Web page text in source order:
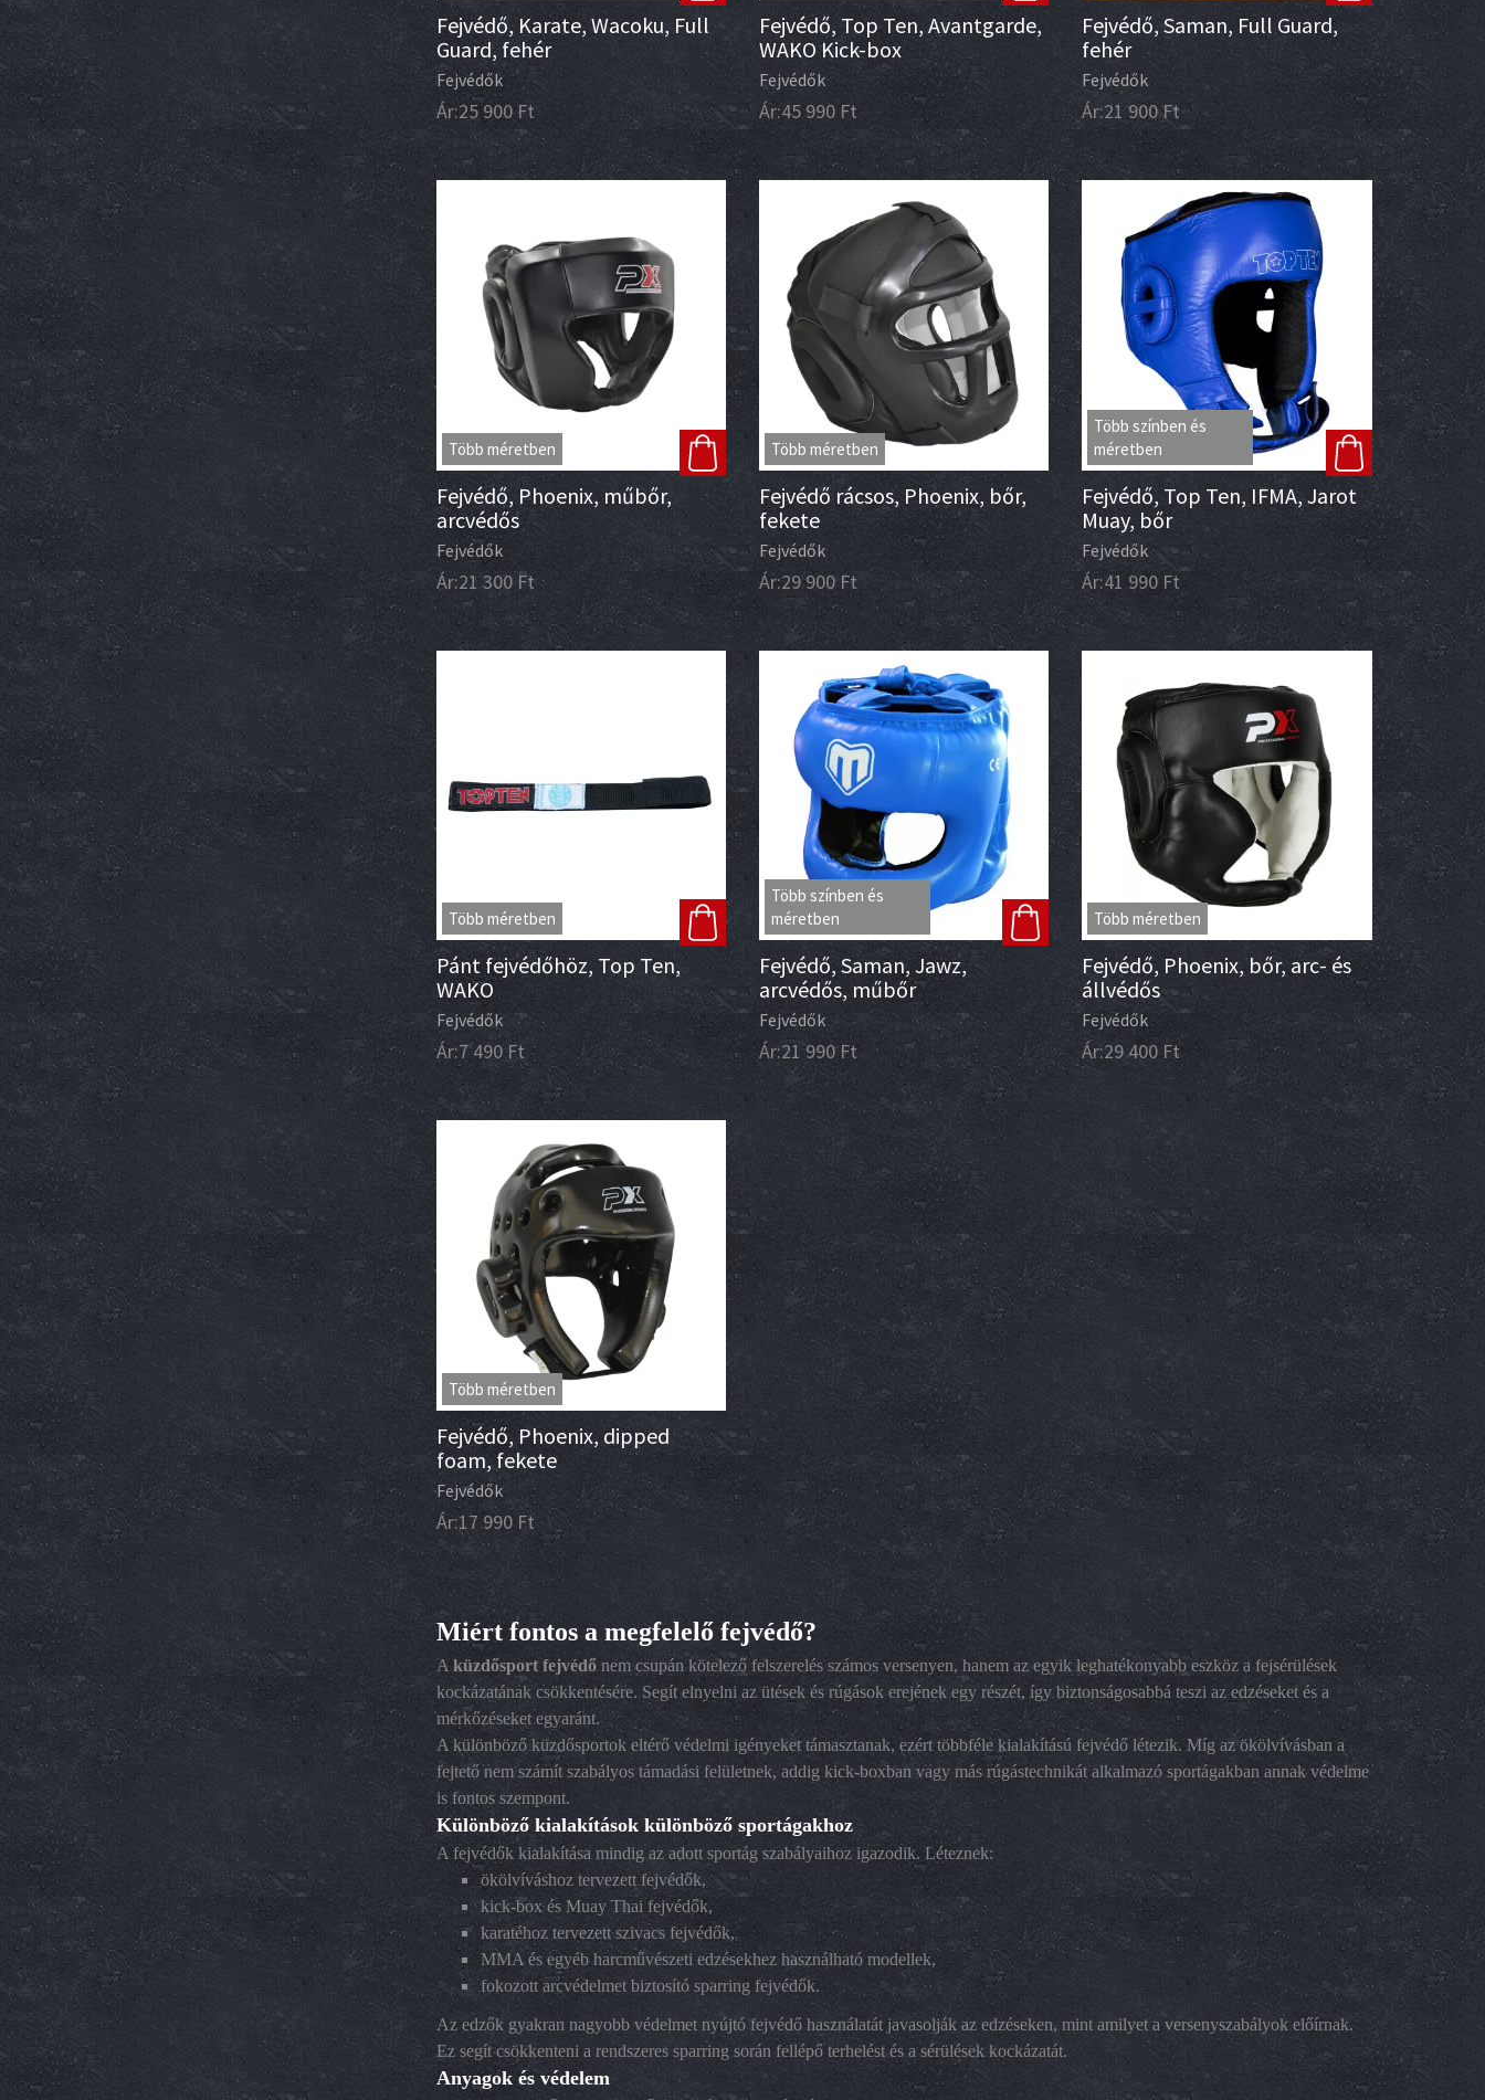
Fejvédő, Karate, Wacoku, Full
Guard, fehér
Fejvédők
Ár:25 900Ft
Fejvédő, Top Ten, Avantgarde,
WAKO Kick-box
Fejvédők
Ár:45 990Ft
Fejvédő, Saman, Full Guard,
fehér
Fejvédők
Ár:21 900Ft
Több méretben
Fejvédő, Phoenix, műbőr,
arcvédős
Fejvédők
Ár:21 300Ft
Több méretben
Fejvédő rácsos, Phoenix, bőr,
fekete
Fejvédők
Ár:29 900Ft
Több színben és
méretben
Fejvédő, Top Ten, IFMA, Jarot
Muay, bőr
Fejvédők
Ár:41 990Ft
Több méretben
Pánt fejvédőhöz, Top Ten,
WAKO
Fejvédők
Ár:7 490Ft
Több színben és
méretben
Fejvédő, Saman, Jawz,
arcvédős, műbőr
Fejvédők
Ár:21 990Ft
Több méretben
Fejvédő, Phoenix, bőr, arc- és
állvédős
Fejvédők
Ár:29 400Ft
Több méretben
Fejvédő, Phoenix, dipped
foam, fekete
Fejvédők
Ár:17 990Ft
Miért fontos a megfelelő fejvédő?
A küzdősport fejvédőnem csupán kötelező felszerelés számos versenyen, hanem az egyik leghatékonyabb eszköz a fejsérülések
kockázatának csökkentésére. Segít elnyelni az ütések és rúgások erejének egy részét, így biztonságosabbá teszi az edzéseket és a
mérkőzéseket egyaránt.
A különböző küzdősportok eltérő védelmi igényeket támasztanak, ezért többféle kialakítású fejvédő létezik. Míg az ökölvívásban a
fejtető nem számít szabályos támadási felületnek, addig kick-boxban vagy más rúgástechnikát alkalmazó sportágakban annak védelme
is fontos szempont.
Különböző kialakítások különböző sportágakhoz
A fejvédők kialakítása mindig az adott sportág szabályaihoz igazodik. Léteznek:
ökölvíváshoz tervezett fejvédők,
kick-box és Muay Thai fejvédők,
karatéhoz tervezett szivacs fejvédők,
MMA és egyéb harcművészeti edzésekhez használható modellek,
fokozott arcvédelmet biztosító sparring fejvédők.
Az edzők gyakran nagyobb védelmet nyújtó fejvédő használatát javasolják az edzéseken, mint amilyet a versenyszabályok előírnak.
Ez segít csökkenteni a rendszeres sparring során fellépő terhelést és a sérülések kockázatát.
Anyagok és védelem